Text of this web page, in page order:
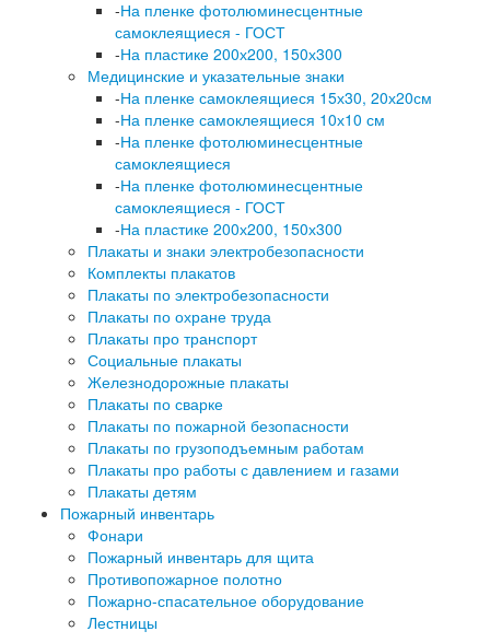
-На пленке фотолюминесцентные
самоклеящиеся - ГОСТ
-На пластике 200х200, 150х300
Медицинские и указательные знаки
-На пленке самоклеящиеся 15х30, 20х20см
-На пленке самоклеящиеся 10х10 см
-На пленке фотолюминесцентные
самоклеящиеся
-На пленке фотолюминесцентные
самоклеящиеся - ГОСТ
-На пластике 200х200, 150х300
Плакаты и знаки электробезопасности
Комплекты плакатов
Плакаты по электробезопасности
Плакаты по охране труда
Плакаты про транспорт
Социальные плакаты
Железнодорожные плакаты
Плакаты по сварке
Плакаты по пожарной безопасности
Плакаты по грузоподъемным работам
Плакаты про работы с давлением и газами
Плакаты детям
Пожарный инвентарь
Фонари
Пожарный инвентарь для щита
Противопожарное полотно
Пожарно-спасательное оборудование
Лестницы